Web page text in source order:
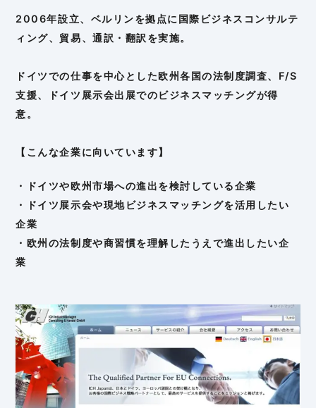
2006年設立、ベルリンを拠点に国際ビジネスコンサルテ
ィング、貿易、通訳・翻訳を実施。
ドイツでの仕事を中心とした欧州各国の法制度調査、F/S
支援、ドイツ展示会出展でのビジネスマッチングが得
意。
【こんな企業に向いています】
・ドイツや欧州市場への進出を検討している企業
・ドイツ展示会や現地ビジネスマッチングを活用したい
企業
・欧州の法制度や商習慣を理解したうえで進出したい企
業